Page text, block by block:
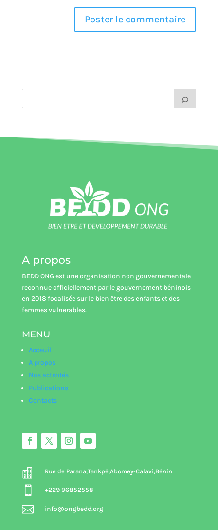
A propos
BEDD ONG est une organisation non gouvernementale
reconnue officiellement par le gouvernement béninois
en 2018 focalisée sur le bien être des enfants et des
femmes vulnerables.
MENU
Acceuil
A propos
Nos activités
Publications
Contacts
 Rue de Parana,Tankpè,Abomey-Calavi,Bénin
 +229 96852558
 info@ongbedd.org